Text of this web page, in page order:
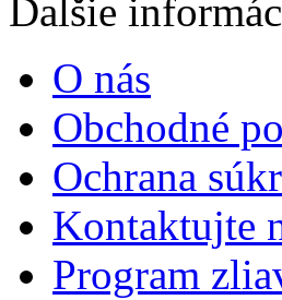
Ďalšie
O nás
Obchodné
Ochrana
Kontaktujte
Program